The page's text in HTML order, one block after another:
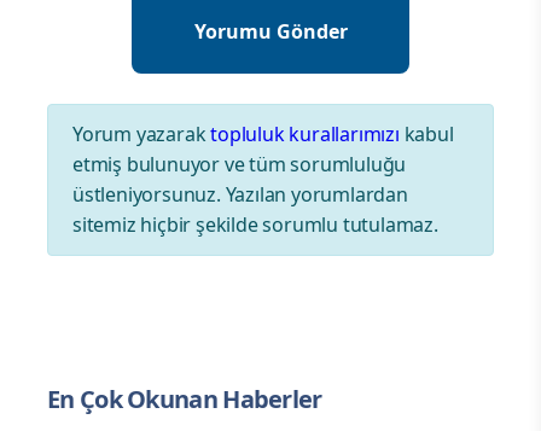
Yorum yazaraktopluluk kurallarımızı kabul
etmiş bulunuyor ve tüm sorumluluğu
üstleniyorsunuz. Yazılan yorumlardan
sitemiz hiçbir şekilde sorumlu tutulamaz.
En Çok Okunan Haberler